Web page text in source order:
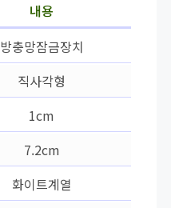
내용
방충망잠금장치
직사각형
1cm
7.2cm
화이트계열